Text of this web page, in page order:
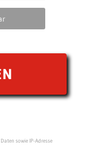
sowie IP-Adresse